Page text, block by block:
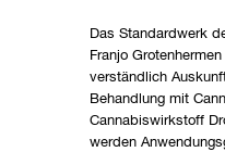
Das Standardwerk
Franjo
verständlich
Behandlung mit
Cannabiswirkstoff
werden